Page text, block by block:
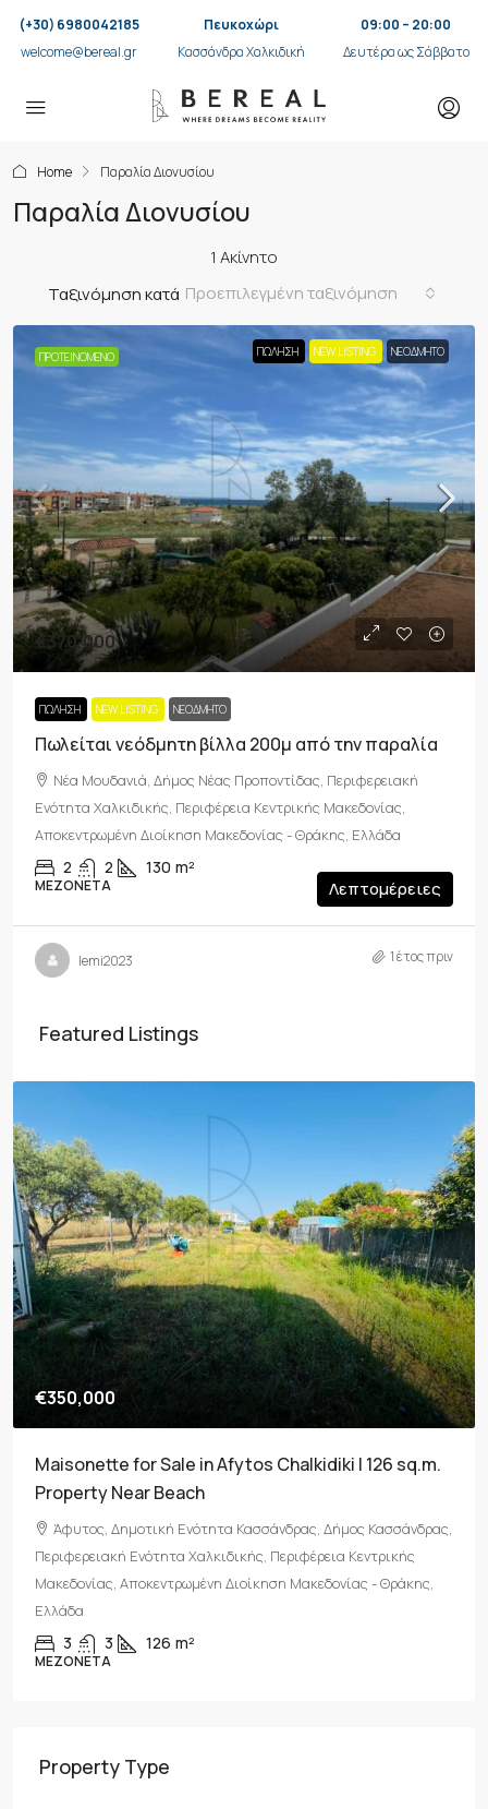
(+30) 6980042185
welcome@bereal.gr
Πευκοχώρι
Κασσάνδρα Χαλκιδική
09:00 – 20:00
Δευτέρα ως Σάββατο
Home Παραλία Διονυσίου
Παραλία Διονυσίου
1 Ακίνητο
Ταξινόμηση κατά Προεπιλεγμένη ταξινόμηση
ΠΡΟΤΕΙΝΌΜΕΝΟ ΠΏΛΗΣΗ NEW LISTING ΝΕΟΔΜΗΤΟ
€370,000
ΠΏΛΗΣΗ NEW LISTING ΝΕΟΔΜΗΤΟ
Πωλείται νεόδμητη βίλλα 200μ από την παραλία
Νέα Μουδανιά, Δήμος Νέας Προποντίδας, Περιφερειακή
Ενότητα Χαλκιδικής, Περιφέρεια Κεντρικής Μακεδονίας,
Αποκεντρωμένη Διοίκηση Μακεδονίας - Θράκης, Ελλάδα
2 2 130 m²
ΜΕΖΟΝΈΤΑ Λεπτομέρειες
lemi2023 1 έτος πριν
Featured Listings
€350,000
Maisonette for Sale in Afytos Chalkidiki | 126 sq.m.
Property Near Beach
Άφυτος, Δημοτική Ενότητα Κασσάνδρας, Δήμος Κασσάνδρας,
Περιφερειακή Ενότητα Χαλκιδικής, Περιφέρεια Κεντρικής
Μακεδονίας, Αποκεντρωμένη Διοίκηση Μακεδονίας - Θράκης,
Ελλάδα
3 3 126 m²
ΜΕΖΟΝΈΤΑ
Property Type